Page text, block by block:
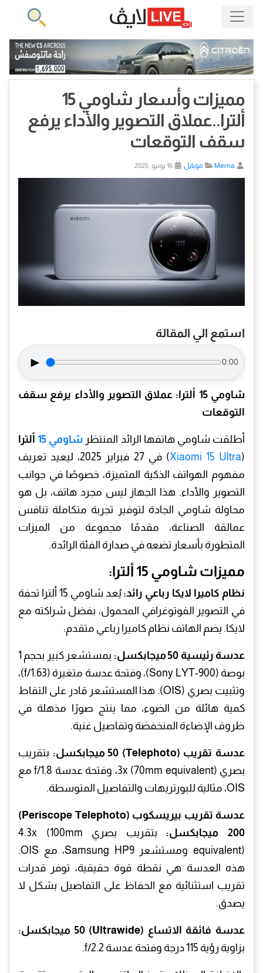
مميزات وأسعار شاومي 15
ألترا..عملاق التصوير والأداء يرفع
سقف التوقعات
Merna موبايل
استمع الي المقالة
► 0:00
شاومي 15 ألترا: عملاق التصوير والأداء يرفع سقف
التوقعات
أطلقت شاومي هاتفها الرائد المنتظر شاومي 15
ألترا
(
Xiaomi 15 Ultra
) في 27 فبراير 2025، ليعيد تعريف
مفهوم الهواتف الذكية المتميزة، خصوصًا في جوانب
التصوير والأداء. هذا الجهاز ليس مجرد هاتف، بل هو
محاولة شاومي الجادة لتوفير تجربة متكاملة تنافس
عمالقة الصناعة، مقدمًا مجموعة من الميزات
المتطورة بأسعار تضعه في صدارة الفئة الرائدة.
مميزات شاومي 15 ألترا:
نظام كاميرا لايكا رباعي رائد:
يُعد شاومي 15 ألترا تحفة
في التصوير الفوتوغرافي المحمول، بفضل شراكته مع
لايكا. يضم الهاتف نظام كاميرا رباعي متقدم:
عدسة رئيسية 50 ميجابكسل:
بمستشعر كبير بحجم 1
بوصة (Sony LYT-900)، وفتحة عدسة متغيرة (f/1.63)،
وتثبيت بصري (OIS). هذا المستشعر قادر على التقاط
كمية هائلة من الضوء، مما ينتج صورًا مذهلة في
ظروف الإضاءة المنخفضة وتفاصيل غنية.
عدسة تقريب (Telephoto) 50 ميجابكسل:
بتقريب
بصري 3x (70mm equivalent)، وفتحة عدسة f/1.8 مع
OIS، مثالية للبورتريهات والتفاصيل المتوسطة.
عدسة تقريب بيريسكوب (Periscope Telephoto)
200 ميجابكسل:
بتقريب بصري 4.3x (100mm
equivalent) ومستشعر Samsung HP9، مع OIS.
هذه العدسة هي نقطة قوة حقيقية، توفر قدرات
تقريب استثنائية مع الحفاظ على التفاصيل بشكل لا
يصدق.
عدسة فائقة الاتساع (Ultrawide) 50 ميجابكسل:
بزاوية رؤية 115 درجة وفتحة عدسة f/2.2.